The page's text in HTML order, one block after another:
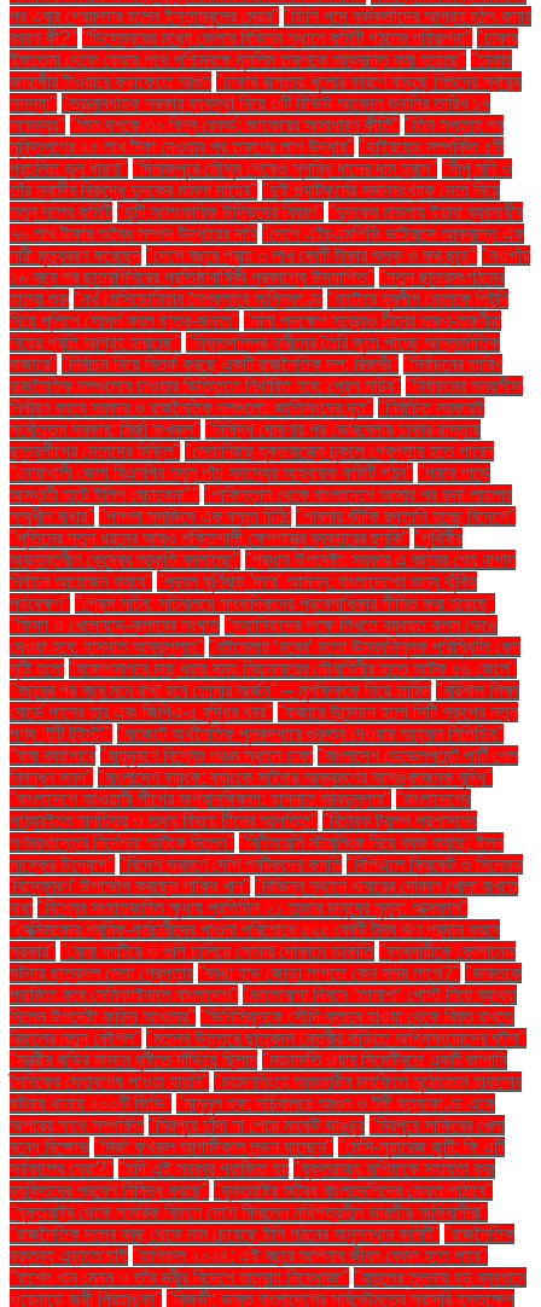
পর এবার গ্রেফতার হলেন ইস্তাম্বুলের মেয়র" "ডিসি পদে কর্মকর্তাদের আগ্রহ হঠাৎ কমার
কারণ কী?" "ডিসেম্বরের মধ্যে জেলার বিভিন্ন স্থানে কমিটি গঠনের পরিকল্পনা" "ঢাকার
ইজতেমা থেকে ফেরার পথে পশ্চিমবঙ্গে মুসলিম তরুণকে আক্রান্ত করা হয়েছে" "ঢাকার
জাহাঙ্গীর টাওয়ারে ক্যাফেতে আগুন "ঢাকার রাস্তায় ধুলোর কারণে বাড়ছে শিশুদের স্বাস্থ্য
সমস্যা" "তত্ত্বাবধায়ক সরকার ব্যবস্থা নিয়ে ৩টি রিভিউ আবেদন শুনানির তারিখ ১৭
নভেম্বর" "তিন দশকে ৩০ বিশ্ব রেকর্ড: জাকেরের অসাধারণ কীর্তি" "তিন সপ্তাহ পর
মুক্তিপণের ২৫ লাখ টাকা দেওয়ার পর তরুণের লাশ উদ্ধার" "থাইরয়েড সম্পর্কিত ৫টি
প্রচলিত ভুল ধারণা" "দিনাজপুরে মৌসুম শেষেও সুগন্ধি ধানের দাম হ্রাস" "দীপু মনি ও
তাঁর স্বামীর বিরুদ্ধে দুদকের মামলা দায়ের" "দুই প্ল্যাটফর্মের সমানসংখ্যক নেতা নিয়ে
নতুন দলের কমিটি "দুটি আলংকারিক উদ্ভিদের বিবরণ" "দুদকের মামলায় ইয়াবা ব্যবসায়ীর
৭৬ লাখ টাকার অবৈধ সম্পদ উদ্ধারের দাবি "দেশে এইচএমপিভি ভাইরাসে আক্রান্ত এক
নারী মৃত্যুবরণ করেছেন "দেশে বছরে প্রায় ৩ লাখ কোটি টাকার শুল্ক ও কর ছাড়" "নওগাঁয়
১৬ বছর পর ছাত্রশিবিরের প্রতিষ্ঠাবার্ষিকী প্রকাশ্যে উদযাপিত" "নতুন ছাত্রসংগঠনের
যাত্রা শুরু "নর্থ মেসিডোনিয়ার নৈশক্লাবে অগ্নিকাণ্ড "নাটোরে যুবলীগ নেতাকে পিটুনি
দিয়ে পুলিশে সোপর্দ করল ছাত্র-জনতা" "নানা পদক্ষেপ সত্ত্বেও চীনের তরুণ-তরুণীরা
বিয়ের প্রতি আগ্রহ হারাচ্ছে" "নিভৃতপল্লির নারীদের তৈরি জুতা পাচ্ছে আন্তর্জাতিক
বাজারে" "নির্বাচন নিয়ে বিতর্ক করছে একটি রাজনৈতিক দল: রিজভী" "নির্বাচনের তারিখ
রাজনৈতিক দলগুলোর চাওয়ার ভিত্তিতে নির্ধারিত হবে: প্রেস সচিব" "নির্বাচনের সময়সীমা
নির্ধারণ করবে সরকার ও রাজনৈতিক দলগুলো: জাতিসংঘের দূত" "নির্বাচিত সরকারই
সর্বোত্তম সরকার: মির্জা ফখরুল" "নিষিদ্ধ ঘোষণার পর ভোরবেলায় ঢাকার রাস্তায়
ছাত্রলীগের নেতাদের মিছিল" "নেতানিয়াহু যুক্তরাজ্যে ঢুকলে গ্রেপ্তার হতে পারেন
"নোয়াখালী জেলা বিএনপির নতুন পাঁচ সদস্যের আহ্বায়ক কমিটি গঠন" "পদ্মার পাড়ে
অস্থায়ী হাটে ইলিশ বেচাকেনা"'' "পাকিস্তান থেকে বাংলাদেশে আসার পর রুনা লায়লার
সম্মুখীন বাধার" "পাগলা মসজিদে এক বস্তা চিঠি: "পাবনার শুঁটকি রপ্তানি হচ্ছে বিদেশে"
"পুতিনের নতুন ধরনের আরও শক্তিশালী ক্ষেপণাস্ত্র ব্যবহারের হুমকি" "পৃথিবীর
অভ্যন্তরীণ কেন্দ্রের আকৃতি বদলাচ্ছে" "প্রধান উপদেষ্টা: সরকার এ বছরের শেষ নাগাদ
নির্বাচন আয়োজন করবে" "প্রবল ঘূর্ণিঝড় 'দানা' আসন্ন: বাংলাদেশের জন্য ঝুঁকির
পর্যবেক্ষণ" "প্রেস সচিব: সচিবালয়ে সাংবাদিকদের প্রবেশাধিকার সীমিত করা হয়েছে"
"ফিফা ও খেলোয়াড়-ক্লাবের সংঘাত "ফ্যাসিবাদের পক্ষে লিখতে ব্যবহৃত কলম ভেঙে
দেওয়া হবে: হাসনাত আবদুল্লাহ" "বইমেলায় ‘মবের’ মতো উসকানিমূলক পরিস্থিতি কেন
সৃষ্টি হলো "বঙ্গোপসাগরে মাছ ধরার সময় মিয়ানমারের নৌবাহিনীর হাতে আটক ৫৬ জেলে"
"বছরের পর বছর মনে রাখা হবে তোমার অর্জন" – মুশফিককে নিয়ে তামিম "বরিশাল শিক্ষা
বোর্ডে পাসের হার এবং জিপিএ-৫ বৃদ্ধির খবর" "বাজারে উন্মোচন হলো সিটি গ্রুপের নতুন
পণ্য ‘টুটি টুইস্ট’" "বাজেটে অর্থনৈতিক পুনরুদ্ধারে গুরুত্ব দেওয়ার আহ্বান সিপিডির"
"বাবা কারাগারে "বায়ুদূষণে বিশ্বের পঞ্চম স্থানে ঢাকা "বাংলাদেশ ডেভেলপমেন্ট পার্টি পেল
নিবন্ধন সনদ" "বাংলাদেশ ব্যাংক: ব্যাংকে সাইবার আক্রমণের আশঙ্কাজনক বৃদ্ধি"
"বাংলাদেশে আওয়ামী লীগের অপ্রাসঙ্গিকতা: হাসনাত আবদুল্লাহ" "বাংলাদেশের
পাঠ্যবইতে মানচিত্র ও তথ্য বিষয়ে চীনের আপত্তি" "বিচারক ট্রাম্প প্রশাসনের
গণবরখাস্তের নির্দেশনা আটকে দিলেন" "বিটিআরসি স্টারলিংক নিয়ে কাজ করছে: ইলন
মাস্কের উদ্যোগ" "বিদেশ ভ্রমণে দেশি পর্যটকদের কমতি "বিপিএলে ক্রিকেট ও সিনেমার
'বিস্ফোরণ' উপভোগ করছেন শাকিব খান" "বিভিন্ন স্থানে খাবারের দোকান খোলা রাখতে
বাধা "বিশ্বের সংঘাতজনিত ক্ষুধায় প্রতিদিন ২১ হাজার মানুষের মৃত্যু: অক্সফাম"
"বেক্সিমকোর শ্রমিক-কর্মচারীদের পাওনা পরিশোধে ৫২৫ কোটি টাকা ঋণ প্রদান করবে
সরকার" "বোমা ফাটিয়ে ও গুলি চালিয়ে সোনার দোকানে ডাকাতি "ব্যবসায়ীকে কোপানোর
ঘটনায় ছাত্রদল নেতা গ্রেপ্তার "ভাঙা হাড় জোড়া লাগতে কেন সময় লাগে?" "ভারতকে
পরাজিত করে সেমিফাইনালে বাংলাদেশ" "ভালোবাসা দিবসে ‘তামাশা’ পোস্ট নিয়ে ব্যাখ্যা
দিলেন উপদেষ্টা ফরিদা আখতার" "ভিনিসিয়ুসকে সৌদি ক্লাবে যাওয়া থেকে বিরত রাখতে
রিয়ালের নতুন কৌশল" "মতলব উত্তরে ছাত্রদল নেত্রীর বাড়িতে অগ্নিসংযোগের ঘটনা"
"মন্ত্রীর বাড়ির সামনে বৃষ্টিতে দাঁড়িয়ে ছিলাম "ময়নামতি ওয়ার সিমেট্রিতে একটি জাপানি
সৈনিকের দেহাবশেষ পাওয়া যায়নি" "ময়মনসিংহে আজহারীর মাহফিলে মুঠোফোন হারানোর
ঘটনায় থানায় ২০০টি জিডি" "মামুনুল হক: সচিবালয়ে আগুন ও টঙ্গী হত্যাকাণ্ড একে
অপরের সাথে সম্পর্কিত "মিরপুরে চাঁদা না পেয়ে মার্কেট ভাঙচুর "মিরপুরে সাকিবের খেলা
বন্ধে বিক্ষোভ "মির্জা ফখরুল আগামীকাল লন্ডন যাচ্ছেন" "মেসি-সুয়ারেজ জুটি: কি এটি
সর্বকালের সেরা?" "যদি এই সরকার পরাজিত হয় "যুক্তরাজ্য রাশিয়াকে সহায়তা করা
ব্যক্তিদের প্রবেশ নিষিদ্ধ করছে" "যুক্তরাষ্ট্র অবৈধ বাংলাদেশিদের ফেরত পাঠাবে"
"যুক্তরাষ্ট্র থেকে সামরিক বিমানে দেশে ফিরলেন নথিপত্রহীন ভারতীয় অভিবাসীরা"
"রাজনৈতিক দলের কাছ থেকে নাম চেয়েছে ইসি গঠনের অনুসন্ধান কমিটি" "রাজনৈতিক
বক্তব্য এড়াতে চাই "রাশিফল ২০২৪: এই বছরে আপনার জীবন কেমন হতে পারে"
"রাশেদ খান মেনন ও তাঁর স্ত্রীর বিদেশে যাত্রায় নিষেধাজ্ঞা" "রাহুলের তুলনায় বড় ব্যবধানে
ওয়েনাডে জয়ী প্রিয়াঙ্কা" "রিজভী: ভারত বাংলাদেশের সার্বভৌমত্বে সরাসরি হস্তক্ষেপ